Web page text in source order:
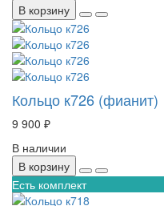
В корзину
Кольцо к726 (фианит)
9 900 ₽
В наличии
В корзину
Есть комплект